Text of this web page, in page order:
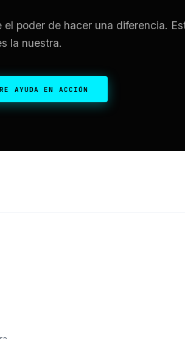
poder de hacer una diferencia.
la nuestra.
AYUDA EN ACCIÓN